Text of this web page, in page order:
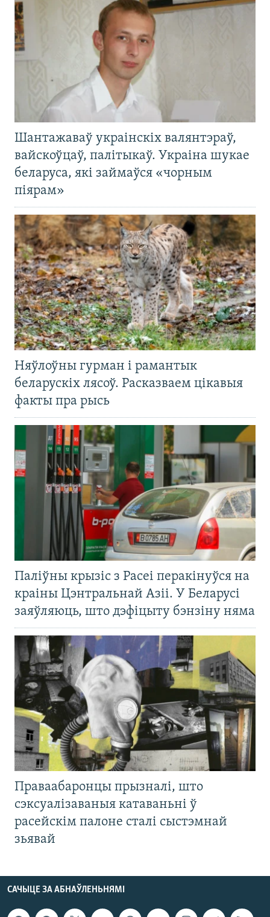
Шантажаваў украінскіх валянтэраў,
вайскоўцаў, палітыкаў. Украіна шукае
беларуса, які займаўся «чорным
піярам»
Няўлоўны гурман і рамантык
беларускіх лясоў. Расказваем цікавыя
факты пра рысь
Паліўны крызіс з Расеі перакінуўся на
краіны Цэнтральнай Азіі. У Беларусі
заяўляюць, што дэфіцыту бэнзіну няма
Праваабаронцы прызналі, што
сэксуалізаваныя катаваньні ў
расейскім палоне сталі сыстэмнай
зьявай
САЧЫЦЕ ЗА АБНАЎЛЕНЬНЯМІ